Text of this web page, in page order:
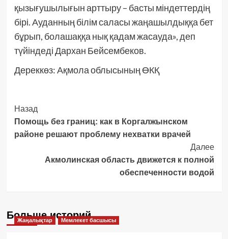
қызығушылығын арттыру – басты міндеттердің
бірі. Ауданның білім саласы жаңашылдыққа бет
бұрып, болашаққа нық қадам жасауда», деп
түйіндеді Дархан Бейсембеков.
Дереккөз: Ақмола облысының ӨКҚ
Post
Navigation
Назад
Помощь без границ: как в Коргалжынском
районе решают проблему нехватки врачей
Далее
Акмолинская область движется к полной
обеспеченности водой
Больше историй
Жаңалықтар Мемлекет басшысы